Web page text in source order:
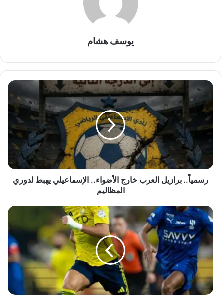
يوسف هشام
رسمياً..
برازيل
العرب
خارج
الأضواء..
الإسماعيلي
المظاليم
رسمياً.. برازيل العرب خارج الأضواء.. الإسماعيلي يهبط لدوري
المظاليم
تعادل
في
الدقائق
الأخيرة
يحرم
النصر
حسم
لقب